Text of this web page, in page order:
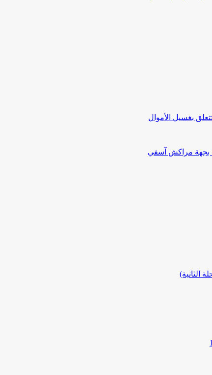
بجهة مراكش آسفي
الثانية)